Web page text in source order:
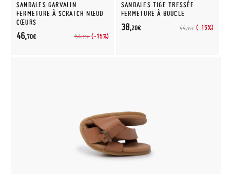
SANDALES GARVALIN
FERMETURE À SCRATCH NŒUD
CŒURS
54,95€ (-15%)
46,70€
SANDALES TIGE TRESSÉE
FERMETURE À BOUCLE
44,95€ (-15%)
38,20€